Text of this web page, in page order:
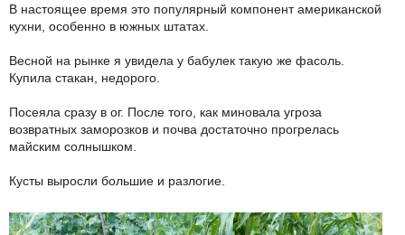
В настоящее время это популярный компонент американской
кухни, особенно в южных штатах.
Весной на рынке я увидела у бабулек такую же фасоль.
Купила стакан, недорого.
Посеяла сразу в ог. После того, как миновала угроза
возвратных заморозков и почва достаточно прогрелась
майским солнышком.
Кусты выросли большие и разлогие.